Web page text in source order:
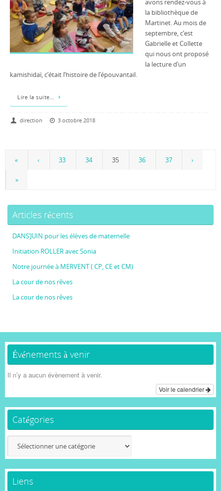
avons rendez-vous à
la bibliothèque de
Martinet. Au mois de
septembre, c’est
Gabrielle et Collette
qui nous ont proposé
la lecture d’un
kamishidaï, c’était l’histoire de l’épouvantail.
Lire la suite…
direction 3 octobre 2018
« ‹ 33 34 35 36 37 ›
»
Articles récents
DANS’JUIN pour les élèves de maternelle
Initiation ROLLER avec Sonia
Notre journée à MERVENT ( CP, CE et CM)
La cour de nos rêves
La cour de nos rêves
Événements à venir
Il n’y a aucun évènement à venir.
Voir le calendrier
Catégories
Liens